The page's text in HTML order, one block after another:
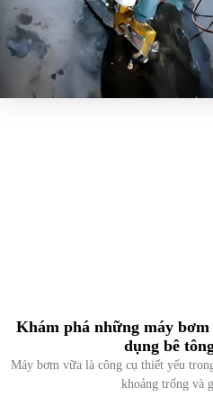
Khám phá những máy
dụng bê
Máy bơm vữa là công cụ thiết yếu
khoảng trống và